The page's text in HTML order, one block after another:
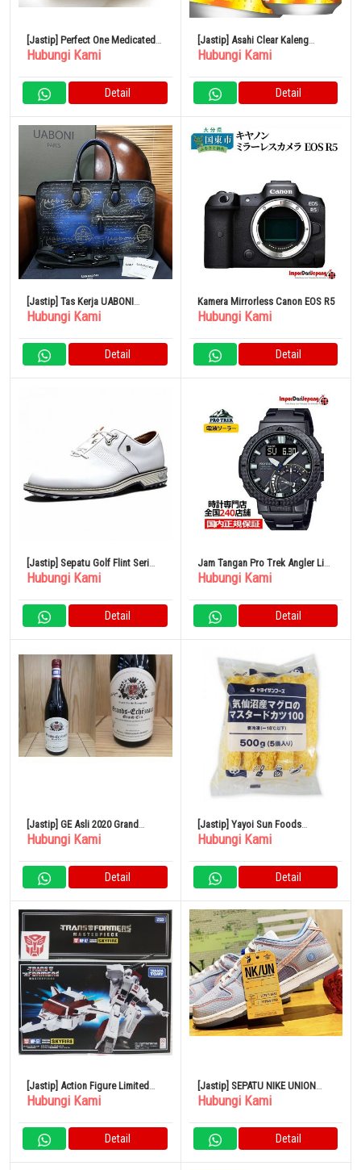
[Jastip] Perfect One Medicated
Wrinkle Stretch Gel 50g
Hubungi Kami
Detail
[Jastip] Asahi Clear Kaleng
250ml x 1 Case
Hubungi Kami
Detail
[Jastip] Tas Kerja UABONI
Phantom Patine Buatan UE
Hubungi Kami
Detail
Kamera Mirrorless Canon EOS R5
Hubungi Kami
Detail
[Jastip] Sepatu Golf Flint Seri
Premier Pria FootJoy Putih 9
Hubungi Kami
Detail
Jam Tangan Pro Trek Angler Line
Angler Line Carbon Bezel
Hubungi Kami
Detail
[Jastip] GE Asli 2020 Grand
Echezeaux VV
Hubungi Kami
Detail
[Jastip] Yayoi Sun Foods
Kesennuma Tuna Mustard Cutlet
Hubungi Kami
Detail
[Jastip] Action Figure Limited
Edition Transformers
Hubungi Kami
Detail
[Jastip] SEPATU NIKE UNION
DUNK LOW ARGON
Hubungi Kami
Detail